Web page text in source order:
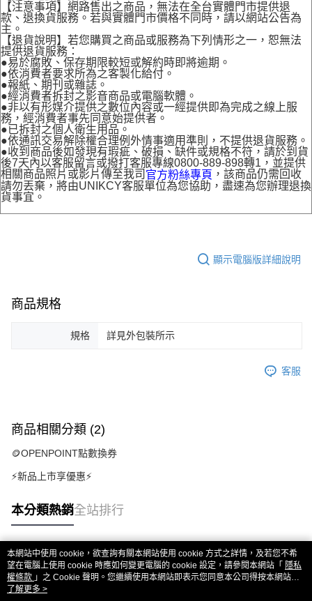
【注意事項】網路售出之商品，無法在全台實體門市提供退
款、退換貨服務。若與實體門市價格不同時，請以網站公告為
主。
【退貨說明】若您購買之商品或服務為下列情形之一，恕無法
提供退貨服務：
●易於腐敗、保存期限較短或解約時即將逾期。
●依消費者要求所為之客製化給付。
●報紙、期刊或雜誌。
●經消費者拆封之影音商品或電腦軟體。
●非以有形媒介提供之數位內容或一經提供即為完成之線上服
務，經消費者事先同意始提供者。
●已拆封之個人衛生用品。
●依通訊交易解除權合理例外情事適用準則，不提供退貨服務。
●收到商品後如發現有瑕疵、破損、缺件或規格不符，請於到貨
後7天內以客服留言或撥打客服專線0800-889-898轉1，並提供
相關商品照片或影片傳至我司 官方粉絲專頁 ，該商品仍需回收
請勿丟棄，將由UNIKCY客服單位為您協助，盡速為您辦理退換
貨事宜。
顯示電腦版詳細說明
商品規格
規格 詳見外包裝所示
客服
商品相關分類 (2)
🪙OPENPOINT點數換券
⚡新品上市享優惠⚡
本分類熱銷全站排行
熱門標籤
本網站中使用 cookie，欲查詢有關本網站使用 cookie 方式之詳情，及若您不希
望在電腦上使用 cookie 時應如何變更電腦的 cookie 設定，請參閱本網站「 隱私
權條款 」之 Cookie 聲明。您繼續使用本網站即表示您同意本公司得按本網站使
用條款之 Cookie 聲明使用 cookie。
了解更多 >